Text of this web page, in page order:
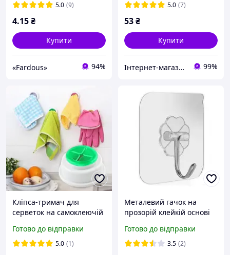
5.0 (9)
4.15₴
Купити
«Fardous» 94%
5.0 (7)
53₴
Купити
Інтернет-магазин "ТАУТОРГ" 99%
Кліпса-тримач для
серветок на самоклеючій
Готово до відправки
5.0 (1)
Металевий гачок на
прозорій клейкій основі
Готово до відправки
3.5 (2)